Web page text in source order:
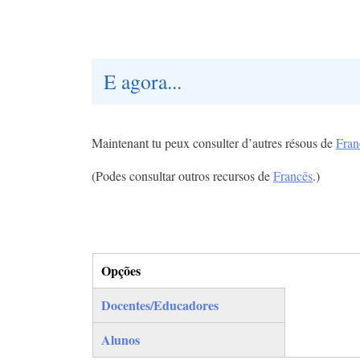
E agora...
Maintenant tu peux consulter d’autres résous de
(Podes consultar outros recursos deFrancês.)
Opções
(separador ativo)
Docentes/Educadores
Alunos